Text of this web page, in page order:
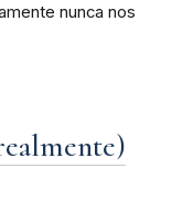
nunca nos